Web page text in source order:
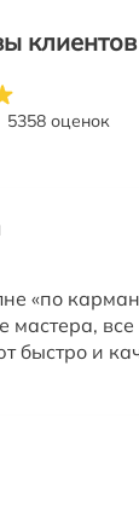
клиентов
5358 оценок
«по
мастера,
быстро и